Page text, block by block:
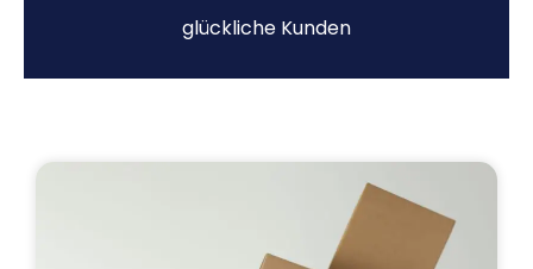
glückliche Kunden